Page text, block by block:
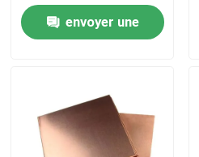
A propos de nous
Contrôle de la qualité
W/(m·K)
envoyer une